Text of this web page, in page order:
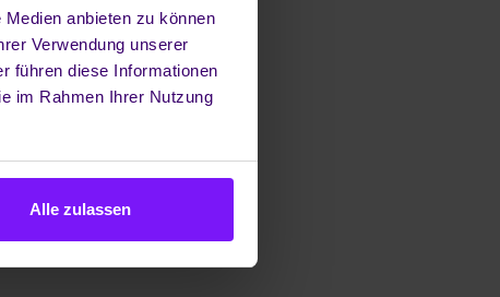
anbieten zu können
Verwendung unserer
führen diese Informationen
im Rahmen Ihrer Nutzung
Alle zulassen